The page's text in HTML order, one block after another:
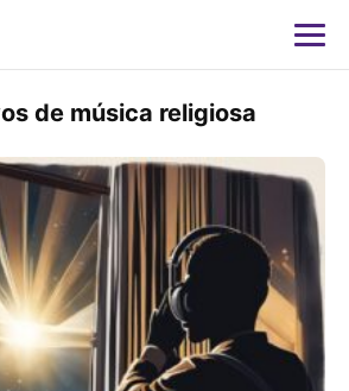
de música religiosa